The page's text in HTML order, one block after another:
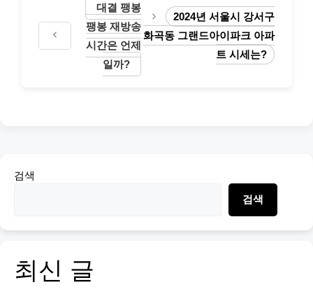
대결 팽봉
팽봉 재방송
시간은 언제
일까?
2024년 서울시 강서구
화곡동 그랜드아이파크 아파
트 시세는?
검색
검색
최신 글